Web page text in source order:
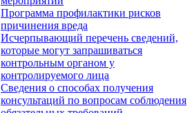
Программа профилактики рисков
причинения вреда
Исчерпывающий перечень сведений,
которые могут запрашиваться
контрольным органом у
контролируемого лица
Сведения о способах получения
консультаций по вопросам соблюдения